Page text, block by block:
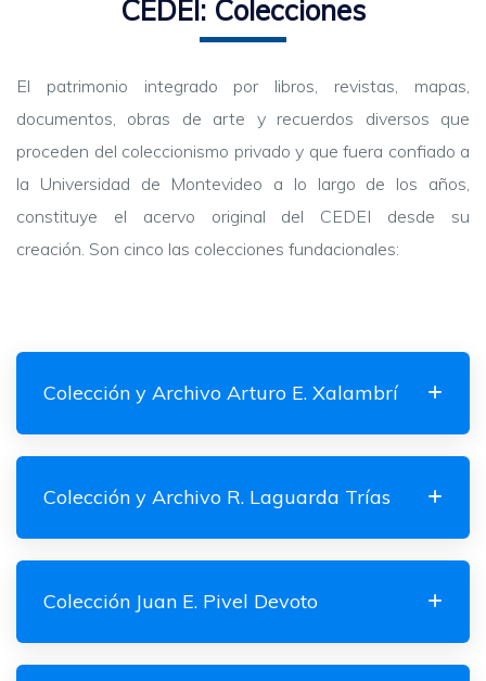
CEDEI: Colecciones
El patrimonio integrado por libros, revistas, mapas,
documentos, obras de arte y recuerdos diversos que
proceden del coleccionismo privado y que fuera confiado a
la Universidad de Montevideo a lo largo de los años,
constituye el acervo original del CEDEI desde su
creación. Son cinco las colecciones fundacionales:
Colección y Archivo Arturo E. Xalambrí
Colección y Archivo R. Laguarda Trías
Colección Juan E. Pivel Devoto